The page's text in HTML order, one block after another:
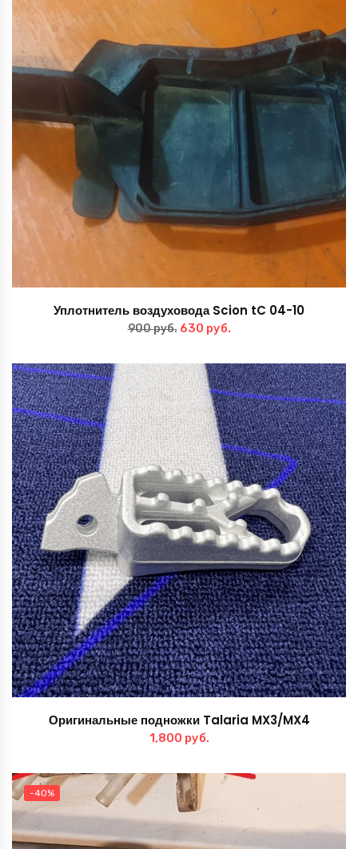
Уплотнитель воздуховода Scion tC 04-10
900руб. Первоначальная
составляла
900 руб..
630 руб.Текущая
630 руб..
Оригинальные подножки Talaria MX3/MX4
1,800 руб.
-40%